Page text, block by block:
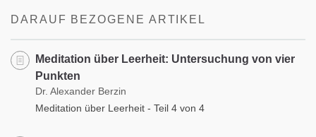
DARAUF BEZOGENE ARTIKEL
Meditation über Leerheit: Untersuchung von vier
Punkten
Dr. Alexander Berzin
Meditation über Leerheit - Teil 4 von 4